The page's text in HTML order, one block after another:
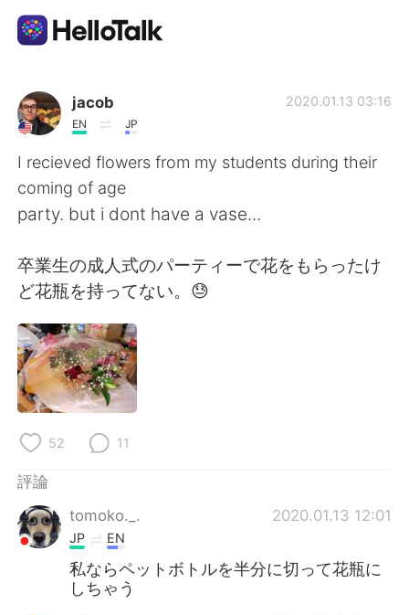
語言交換應用
AI Grammar Checker
繁體中文
English 简体中文
Español
Français
日本語
Indonesia
Türkçe
Português
jacob
EN JP
2020.01.13 03:16
I recieved flowers from my students during their
coming of age
party. but i dont have a vase...
卒業生の成人式のパーティーで花をもらったけ
ど花瓶を持ってない。😓
52 11
評論
tomoko._.
2020.01.13 12:01
JP EN
私ならペットボトルを半分に切って花瓶に
しちゃう